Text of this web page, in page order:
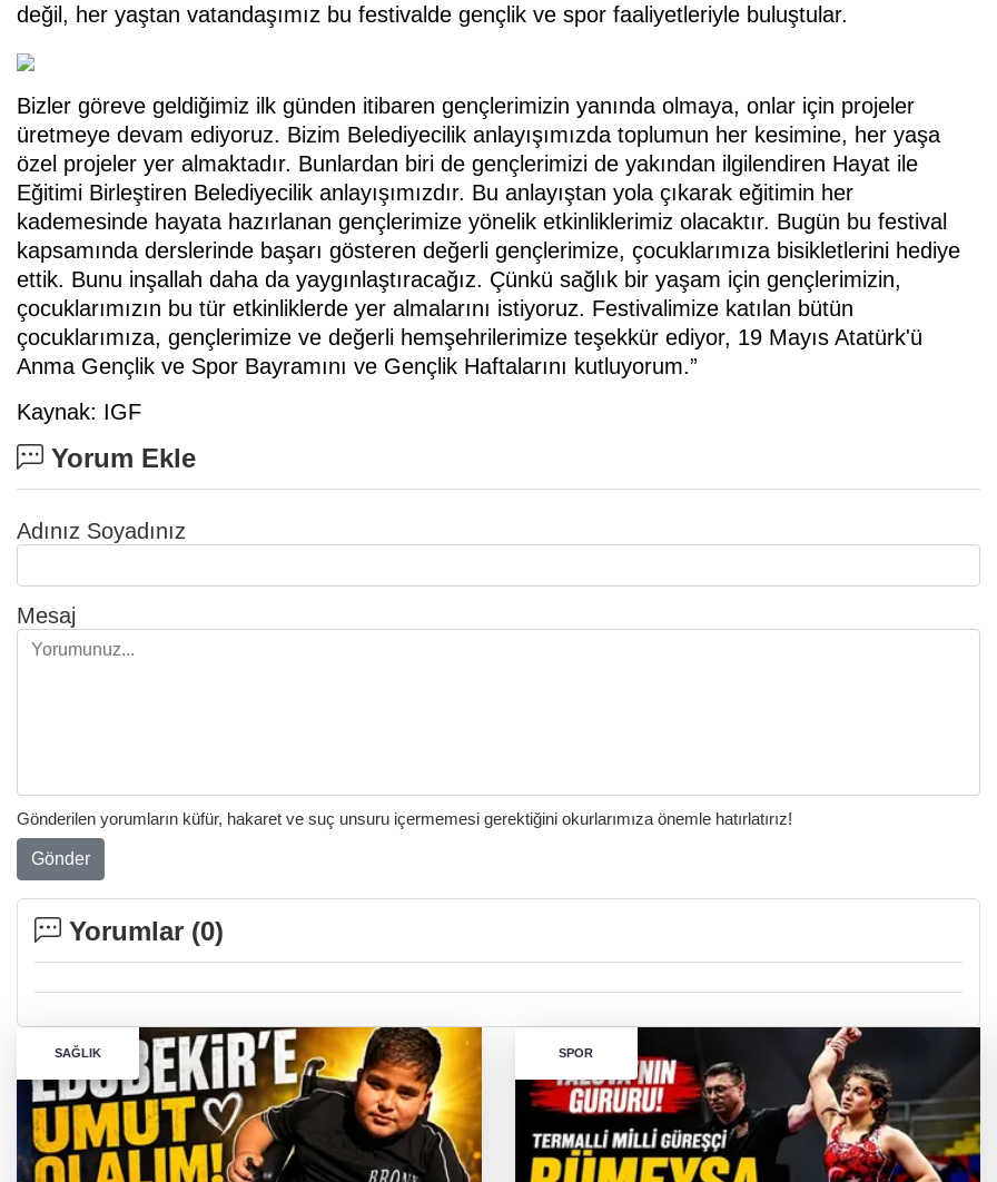
değil, her yaştan vatandaşımız bu festivalde gençlik ve spor faaliyetleriyle buluştular.
Bizler göreve geldiğimiz ilk günden itibaren gençlerimizin yanında olmaya, onlar için projeler
üretmeye devam ediyoruz. Bizim Belediyecilik anlayışımızda toplumun her kesimine, her yaşa
özel projeler yer almaktadır. Bunlardan biri de gençlerimizi de yakından ilgilendiren Hayat ile
Eğitimi Birleştiren Belediyecilik anlayışımızdır. Bu anlayıştan yola çıkarak eğitimin her
kademesinde hayata hazırlanan gençlerimize yönelik etkinliklerimiz olacaktır. Bugün bu festival
kapsamında derslerinde başarı gösteren değerli gençlerimize, çocuklarımıza bisikletlerini hediye
ettik. Bunu inşallah daha da yaygınlaştıracağız. Çünkü sağlık bir yaşam için gençlerimizin,
çocuklarımızın bu tür etkinliklerde yer almalarını istiyoruz. Festivalimize katılan bütün
çocuklarımıza, gençlerimize ve değerli hemşehrilerimize teşekkür ediyor, 19 Mayıs Atatürk'ü
Anma Gençlik ve Spor Bayramını ve Gençlik Haftalarını kutluyorum.”
Kaynak: IGF
Yorum Ekle
Adınız Soyadınız
Mesaj
Gönderilen yorumların küfür, hakaret ve suç unsuru içermemesi gerektiğini okurlarımıza önemle hatırlatırız!
Gönder
Yorumlar (0)
SAĞLIK SPOR